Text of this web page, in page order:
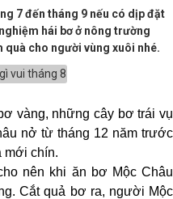
7 đến tháng 9 nếu có dịp đặt
hái bơ ở nông trường
quà cho người vùng xuôi nhé.
vàng, những cây bơ trái vụ
nở từ tháng 12 năm trước
mới chín.
nên khi ăn bơ Mộc Châu
Cắt quả bơ ra, người Mộc